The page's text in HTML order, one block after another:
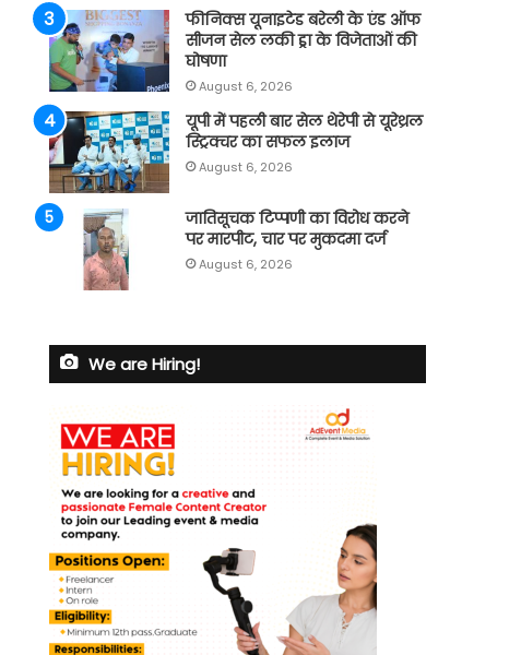
फीनिक्स यूनाइटेड बरेली के एंड ऑफ
सीजन सेल लकी ड्रा के विजेताओं की
घोषणा
August 6, 2026
यूपी में पहली बार सेल थेरेपी से यूरेथ्रल
स्ट्रिक्चर का सफल इलाज
August 6, 2026
जातिसूचक टिप्पणी का विरोध करने
पर मारपीट, चार पर मुकदमा दर्ज
August 6, 2026
We are Hiring!